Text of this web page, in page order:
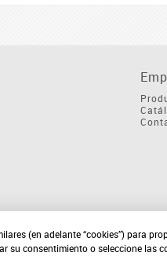
(en adelante “cookies”) para
su consentimiento o seleccione las